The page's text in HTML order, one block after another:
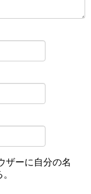
ザーに自分の名